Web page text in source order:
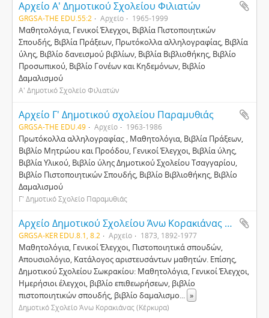
Αρχείο Α' Δημοτικού Σχολείου Φιλιατών
GRGSA-THE EDU.55:2 Αρχείο 1965-1999
Μαθητολόγια, Γενικοί Έλεγχοι, Βιβλία Πιστοποιητικών
Σπουδής, Βιβλία Πράξεων, Πρωτόκολλα αλληλογραφίας, Βιβλία
ύλης, Βιβλίο δανεισμού βιβλίων, Βιβλία Βιβλιοθήκης, Βιβλίο
Προσωπικού, Βιβλίο Γονέων και Κηδεμόνων, Βιβλίο
Δαμαλισμού
Α' Δημοτικό Σχολείο Φιλιατών
Αρχείο Γ' Δημοτικού σχολείου Παραμυθιάς
GRGSA-THE EDU.49 Αρχείο 1963-1986
Πρωτόκολλα αλληλογραφίας , Μαθητολόγια, Βιβλία Πράξεων,
Βιβλίο Μητρώου και Προόδου, Γενικοί Έλεγχοι, Βιβλία ύλης,
Βιβλία Υλικού, Βιβλίο ύλης Δημοτικού Σχολείου Τσαγγαρίου,
Βιβλίο Πιστοποιητικών Σπουδής, Βιβλίο Βιβλιοθήκης, Βιβλίο
Δαμαλισμού
Γ' Δημοτικό Σχολείο Παραμυθιάς
Αρχείο Δημοτικού Σχολείου Άνω Κορακιάνας και Σωκρακίου
GRGSA-KER EDU.8.1, 8.2 Αρχείο 1873, 1892-1977
Μαθητολόγια, Γενικοί Έλεγχοι, Πιστοποιητικά σπουδών,
Απουσιολόγιο, Κατάλογος αριστευσάντων μαθητών. Επίσης,
Δημοτικού Σχολείου Σωκρακίου: Μαθητολόγια, Γενικοί Έλεγχοι,
Ημερήσιοι έλεγχοι, βιβλίο επιθεωρήσεων, βιβλίο
πιστοποιητικών σπουδής, βιβλίο δαμαλισμο... »
Δημοτικό Σχολείο Άνω Κορακιάνας (Κέρκυρα)